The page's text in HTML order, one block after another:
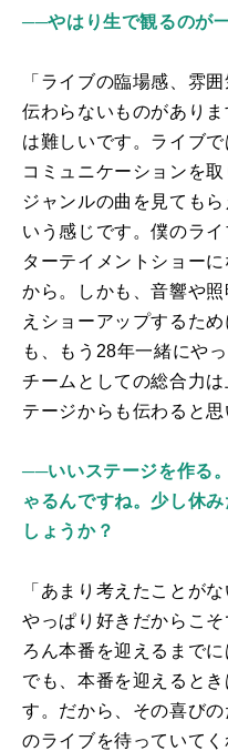
──やはり生で観るのが
「ライブの臨場感、雰
伝わらないものがあり
は難しいです。ライブ
コミュニケーションを
ジャンルの曲を見てもら
いう感じです。僕のラ
ターテイメントショー
から。しかも、音響や
えショーアップするた
も、もう 28年一緒にや
チームとしての総合力
テージからも伝わると思
──いいステージを作る
ゃるんですね。少し休
しょうか？
「あまり考えたことが
やっぱり好きだからこ
ろん本番を迎えるまで
でも、本番を迎えると
す。だから、その喜び
のライブを待っていて